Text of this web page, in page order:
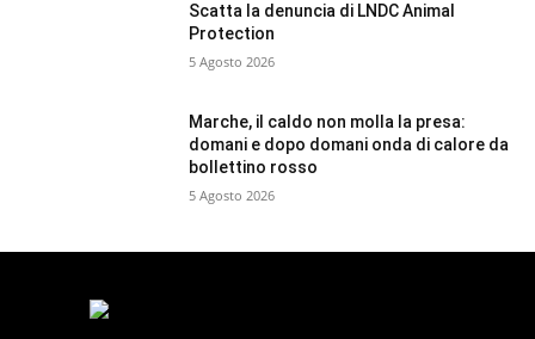
Scatta la denuncia di LNDC Animal
Protection
5 Agosto 2026
Marche, il caldo non molla la presa:
domani e dopo domani onda di calore da
bollettino rosso
5 Agosto 2026